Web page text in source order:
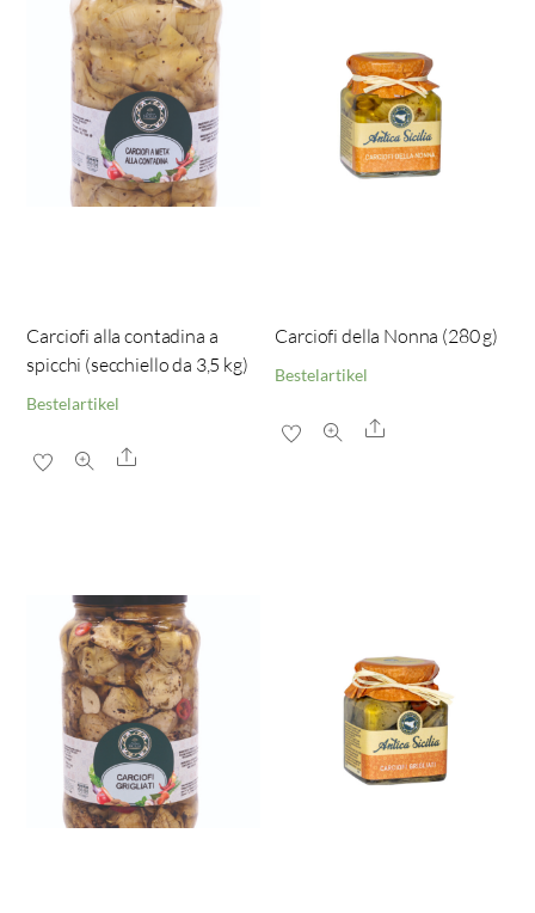
Carciofi alla contadina a
spicchi (secchiello da 3,5 kg)
Bestelartikel
Share
Carciofi della Nonna (280 g)
Bestelartikel
Share